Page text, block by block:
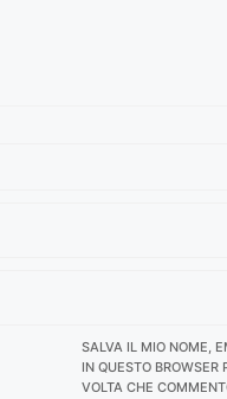
SALVA IL MIO NOME,
IN QUESTO BROWSER
VOLTA CHE